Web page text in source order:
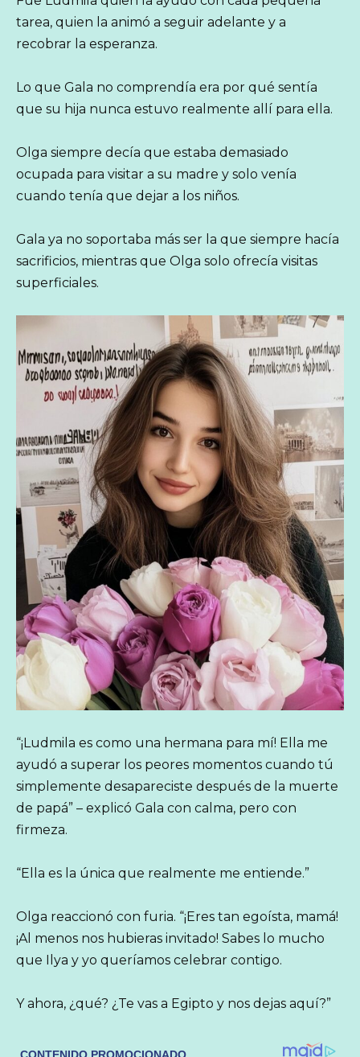
tarea, quien la animó a seguir adelante y a
recobrar la esperanza.
Lo que Gala no comprendía era por qué sentía
que su hija nunca estuvo realmente allí para ella.
Olga siempre decía que estaba demasiado
ocupada para visitar a su madre y solo venía
cuando tenía que dejar a los niños.
Gala ya no soportaba más ser la que siempre hacía
sacrificios, mientras que Olga solo ofrecía visitas
superficiales.
“¡Ludmila es como una hermana para mí! Ella me
ayudó a superar los peores momentos cuando tú
simplemente desapareciste después de la muerte
de papá” – explicó Gala con calma, pero con
firmeza.
“Ella es la única que realmente me entiende.”
Olga reaccionó con furia. “¡Eres tan egoísta, mamá!
¡Al menos nos hubieras invitado! Sabes lo mucho
que Ilya y yo queríamos celebrar contigo.
Y ahora, ¿qué? ¿Te vas a Egipto y nos dejas aquí?”